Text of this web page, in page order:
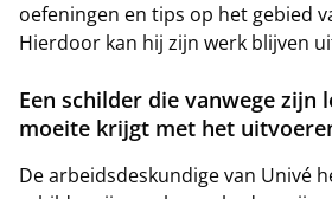
oefeningen en tips op het gebied
Hierdoor kan hij zijn werk blijven
Een schilder die vanwege zijn
moeite krijgt met het
De arbeidsdeskundige van Univé